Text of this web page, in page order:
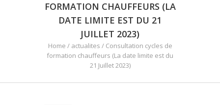
FORMATION CHAUFFEURS (LA
DATE LIMITE EST DU 21
JUILLET 2023)
Home / actualites / Consultation cycles de
formation chauffeurs (La date limite est du
21 Juillet 2023)